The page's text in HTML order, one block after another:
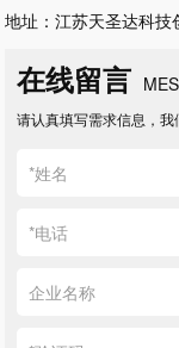
地址：江苏天圣达科技
在线留言
请认真填写需求信息，